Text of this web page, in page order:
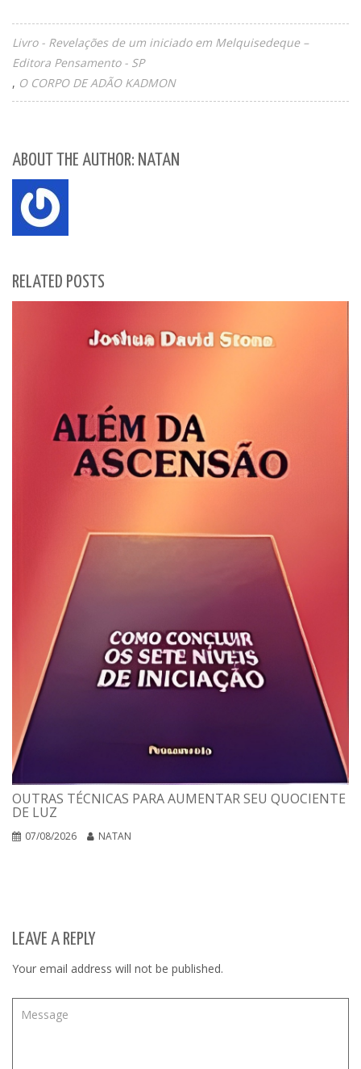
Livro - Revelações de um iniciado em Melquisedeque –
Editora Pensamento - SP
O CORPO DE ADÃO KADMON
ABOUT THE AUTHOR: NATAN
RELATED POSTS
OUTRAS TÉCNICAS PARA AUMENTAR SEU QUOCIENTE
DE LUZ
07/08/2026 NATAN
LEAVE A REPLY
Your email address will not be published.